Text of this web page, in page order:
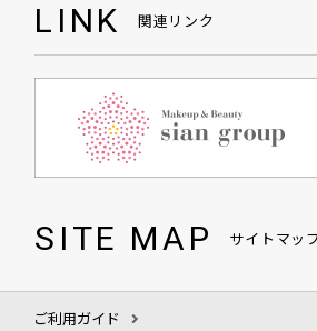
LINK 関連リンク
SITE MAP サイトマッ
ご利用ガイド